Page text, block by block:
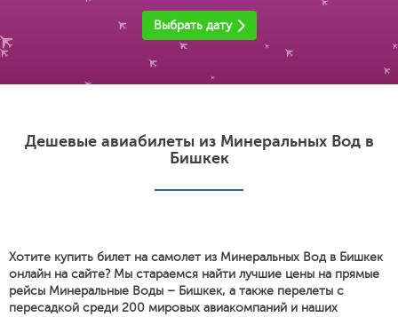
Выбрать дату
Дешевые авиабилеты из Минеральных Вод в
Бишкек
Хотите купить билет на самолет из Минеральных Вод в Бишкек
онлайн на сайте? Мы стараемся найти лучшие цены на прямые
рейсы Минеральные Воды – Бишкек, а также перелеты с
пересадкой среди 200 мировых авиакомпаний и наших